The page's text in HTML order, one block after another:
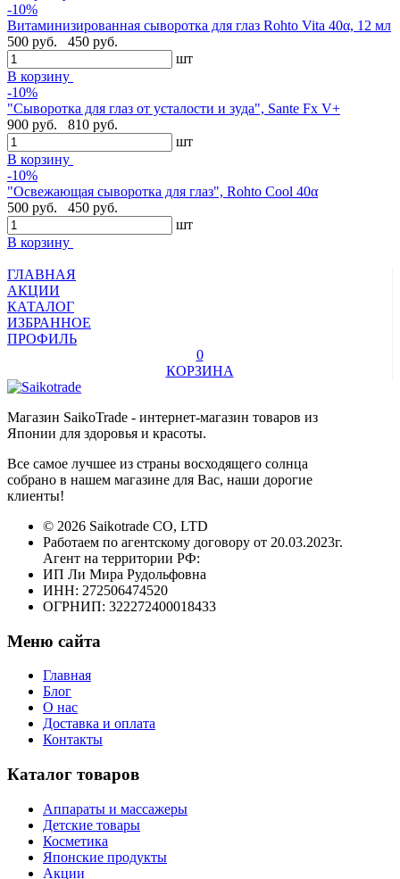
-10%
Витаминизированная сыворотка для глаз Rohto Vita 40α, 12 мл
500 руб.
450 руб.
шт
В корзину
-10%
"Сыворотка для глаз от усталости и зуда", Sante Fx V+
900 руб.
810 руб.
шт
В корзину
-10%
"Освежающая сыворотка для глаз", Rohto Cool 40α
500 руб.
450 руб.
шт
В корзину
ГЛАВНАЯ
АКЦИИ
КАТАЛОГ
ИЗБРАННОЕ
ПРОФИЛЬ
0
КОРЗИНА
Магазин SaikoTrade - интернет-магазин товаров из
Японии для здоровья и красоты.
Все самое лучшее из страны восходящего солнца
собрано в нашем магазине для Вас, наши дорогие
клиенты!
© 2026 Saikotrade CO, LTD
Работаем по агентскому договору от 20.03.2023г.
Агент на территории РФ:
ИП Ли Мира Рудольфовна
ИНН: 272506474520
ОГРНИП: 322272400018433
Меню сайта
Главная
Блог
О нас
Доставка и оплата
Контакты
Каталог товаров
Аппараты и массажеры
Детские товары
Косметика
Японские продукты
Акции